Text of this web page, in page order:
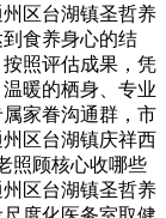
区台湖镇圣哲养
食养身心的结
照评估成果，凭
暖的栖身、专业
家眷沟通群，市
区台湖镇庆祥西
照顾核心收哪些
区台湖镇圣哲养